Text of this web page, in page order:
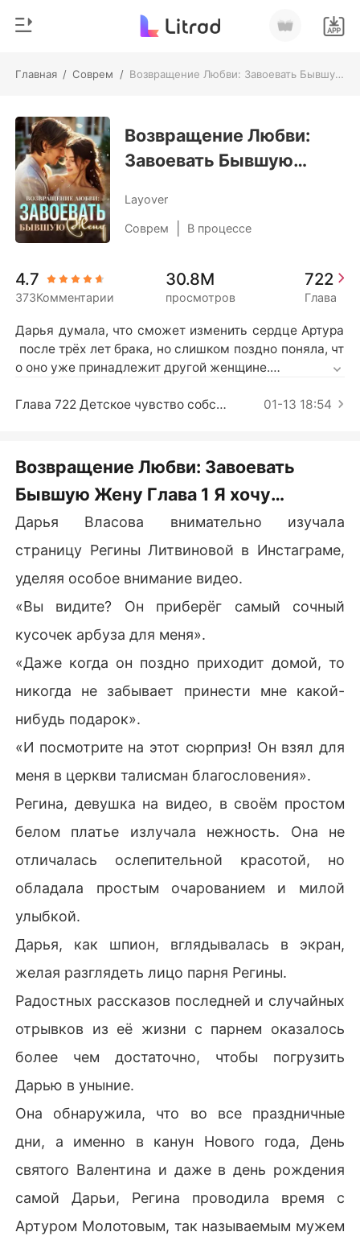
Главная / Соврем / Возвращение Любви: Завоевать Бывшую Жену
0
Пополнить
История чтения
Выйти
Скачать приложение
Жанр
Соврем
Оборотни
Романы
Миллиард
Короткие Рассказы
Возвращение Любви:
Завоевать Бывшую
Layover
Соврем В процессе
4.7
373Комментарии
30.8M
просмотров
722
Глава
Дарья думала, что сможет изменить сердце Артура
после трёх лет брака, но слишком поздно поняла, чт
о оно уже принадлежит другой женщине.
В тот день, когда у Дарьи начались роды, Артур путе
«Мне всё равно, кого ты любишь. Мой долг оплачен.
Отныне мы не имеем ничего общего друг с другом».
Вскоре после отъезда Дарьи Артур обнаружил, что х
очет вернуть её. «Пожалуйста, вернись ко мне».
Глава 722 Детское чувство собственничества 01-13 18:54
Возвращение Любви: Завоевать
Бывшую Жену Глава 1 Я хочу
развестись
Дарья Власова внимательно изучала
страницу Регины Литвиновой в Инстаграме,
уделяя особое внимание видео.
«Вы видите? Он приберёг самый сочный
кусочек арбуза для меня».
«Даже когда он поздно приходит домой, то
никогда не забывает принести мне какой-
нибудь подарок».
«И посмотрите на этот сюрприз! Он взял для
меня в церкви талисман благословения».
Регина, девушка на видео, в своём простом
белом платье излучала нежность. Она не
отличалась ослепительной красотой, но
обладала простым очарованием и милой
улыбкой.
Дарья, как шпион, вглядывалась в экран,
желая разглядеть лицо парня Регины.
Радостных рассказов последней и случайных
отрывков из её жизни с парнем оказалось
более чем достаточно, чтобы погрузить
Дарью в уныние.
Она обнаружила, что во все праздничные
дни, а именно в канун Нового года, День
святого Валентина и даже в день рождения
самой Дарьи, Регина проводила время с
Артуром Молотовым, так называемым мужем